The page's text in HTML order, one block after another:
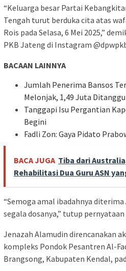
“Keluarga besar Partai
Tengah turut berduka cita atas
Rois pada Selasa, 6 Mei 2025,”
PKB Jateng di Instagram
BACAAN LAINNYA
Jumlah Penerima Bansos
Melonjak, 1,49 Juta
Tanggapi Isu Pergantian
Begini
Fadli Zon: Gaya Pidato
BACA JUGA Tiba dari
Rehabilitasi Dua Guru ASN
“Semoga amal ibadahnya
segala dosanya,” tutup
Jenazah Alamudin direncanakan
kompleks Pondok Pesantren Al-
Brangsong, Kabupaten Kendal,